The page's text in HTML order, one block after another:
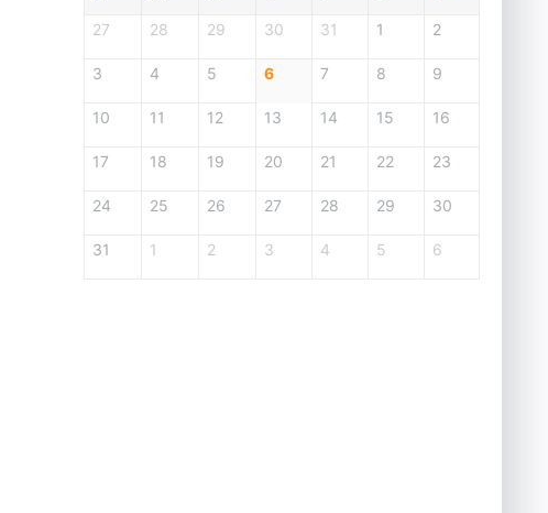
27 28 29 30 31 1 2
3 4 5 6 7 8 9
10 11 12 13 14 15 16
17 18 19 20 21 22 23
24 25 26 27 28 29 30
31 1 2 3 4 5 6